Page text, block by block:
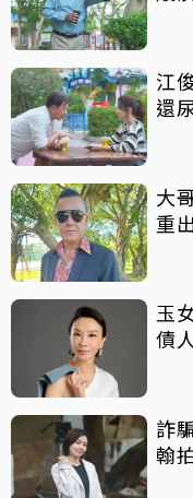
江俊
還
大
重
玉
債
詐
翰